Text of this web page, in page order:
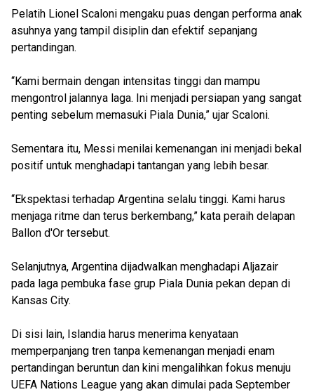
Pelatih Lionel Scaloni mengaku puas dengan performa anak
asuhnya yang tampil disiplin dan efektif sepanjang
pertandingan.
“Kami bermain dengan intensitas tinggi dan mampu
mengontrol jalannya laga. Ini menjadi persiapan yang sangat
penting sebelum memasuki Piala Dunia,” ujar Scaloni.
Sementara itu, Messi menilai kemenangan ini menjadi bekal
positif untuk menghadapi tantangan yang lebih besar.
“Ekspektasi terhadap Argentina selalu tinggi. Kami harus
menjaga ritme dan terus berkembang,” kata peraih delapan
Ballon d'Or tersebut.
Selanjutnya, Argentina dijadwalkan menghadapi Aljazair
pada laga pembuka fase grup Piala Dunia pekan depan di
Kansas City.
Di sisi lain, Islandia harus menerima kenyataan
memperpanjang tren tanpa kemenangan menjadi enam
pertandingan beruntun dan kini mengalihkan fokus menuju
UEFA Nations League yang akan dimulai pada September